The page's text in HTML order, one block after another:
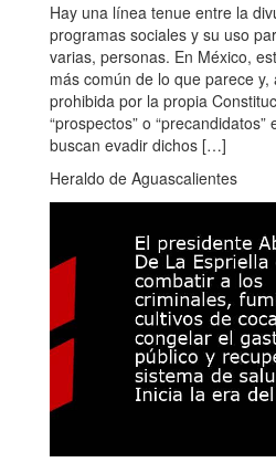
Hay una línea tenue entre la
programas sociales y su uso
varias, personas. En México,
más común de lo que parece
prohibida por la propia
“prospectos” o
buscan evadir dichos […]
Heraldo de Aguascalientes